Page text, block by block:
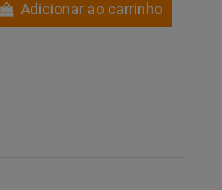
Adicionar ao carrinho